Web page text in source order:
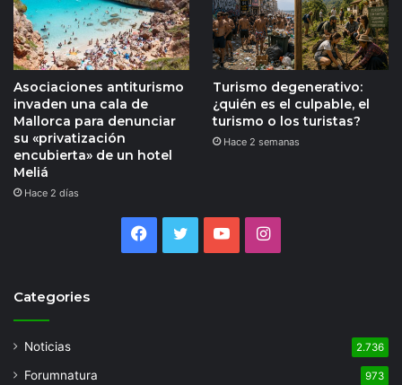
Asociaciones antiturismo
invaden una cala de
Mallorca para denunciar
su «privatización
encubierta» de un hotel
Meliá
Hace 2 días
Turismo degenerativo:
¿quién es el culpable, el
turismo o los turistas?
Hace 2 semanas
Facebook
TwitterYouTubeInstagram
Categories
Noticias 2.736
Forumnatura 973